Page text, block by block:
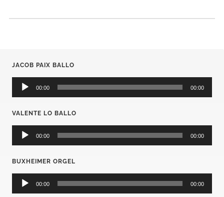
JACOB PAIX BALLO
Audio-
Player
00:00 00:00
VALENTE LO BALLO
Audio-
Player
00:00 00:00
BUXHEIMER ORGEL
Audio-
Player
00:00 00:00